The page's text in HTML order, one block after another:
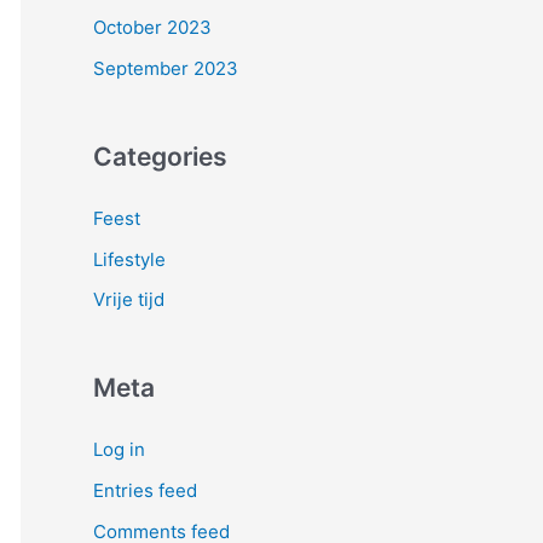
October 2023
September 2023
Categories
Feest
Lifestyle
Vrije tijd
Meta
Log in
Entries feed
Comments feed